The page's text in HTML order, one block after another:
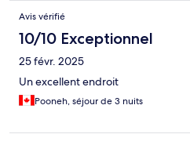
Avis vérifié
10/10 Exceptionnel
25 févr. 2025
Un excellent endroit
Pooneh, séjour de 3 nuits